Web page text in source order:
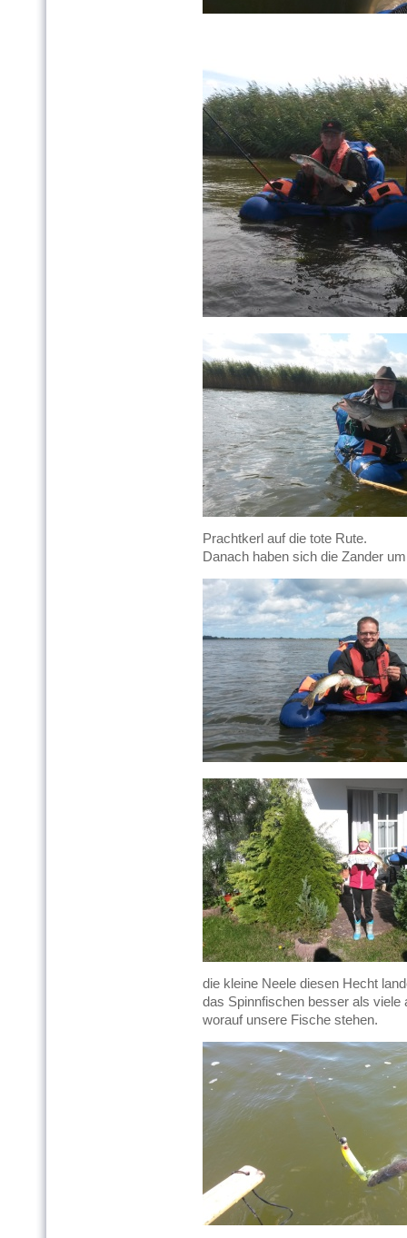
Prachtkerl auf die tote Rute.
Danach haben sich die Zander
die kleine Neele diesen Hecht
das Spinnfischen besser als
worauf unsere Fische stehen.